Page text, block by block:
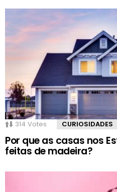
314 Votes CURIOSIDADES
Por que as casas nos
feitas de madeira?